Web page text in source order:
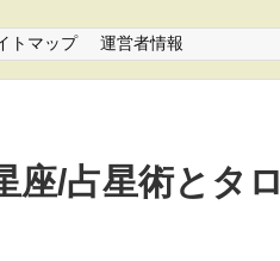
トマップ 運営者情報
座/占星術とタロ